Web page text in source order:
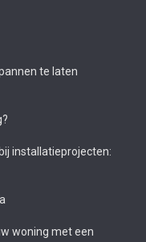
te laten
installatieprojecten:
woning met een